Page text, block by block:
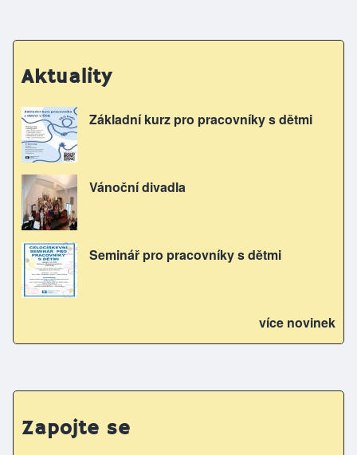
Aktuality
Základní kurz pro pracovníky s dětmi
Vánoční divadla
Seminář pro pracovníky s dětmi
více novinek
Zapojte se